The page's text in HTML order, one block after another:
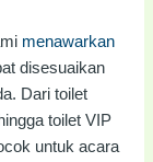
menawarkan
disesuaikan
Dari toilet
toilet VIP
untuk acara